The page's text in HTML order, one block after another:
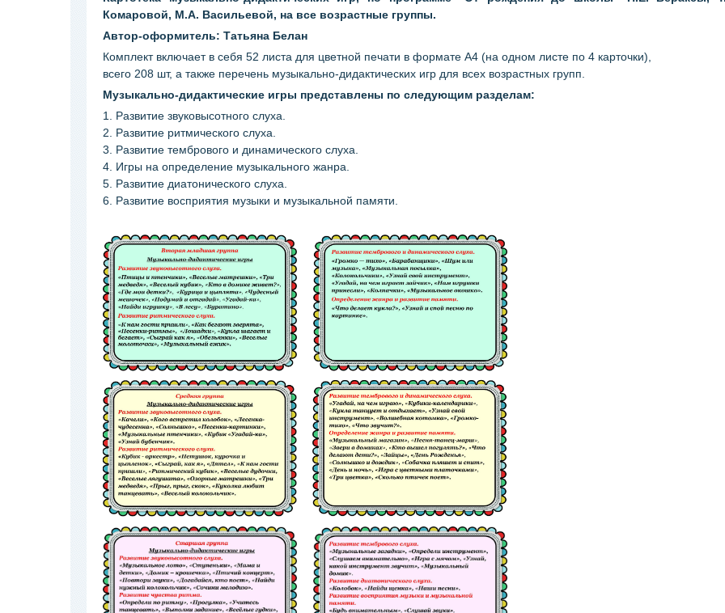
Комаровой, М.А. Васильевой, на все возрастные группы.
Автор-оформитель: Татьяна Белан
Комплект включает в себя 52 листа для цветной печати в формате А4 (на одном листе по 4 карточки),
всего 208 шт, а также перечень музыкально-дидактических игр для всех возрастных групп.
Музыкально-дидактические игры представлены по следующим разделам:
1. Развитие звуковысотного слуха.
2. Развитие ритмического слуха.
3. Развитие тембрового и динамического слуха.
4. Игры на определение музыкального жанра.
5. Развитие диатонического слуха.
6. Развитие восприятия музыки и музыкальной памяти.